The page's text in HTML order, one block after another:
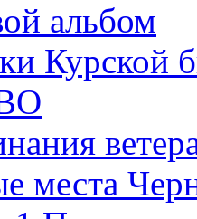
альбом
Курской
места